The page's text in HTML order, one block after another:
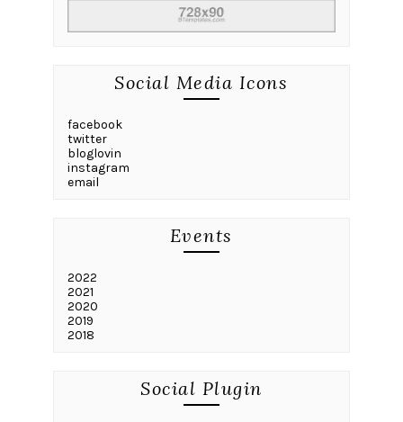
Social Media Icons
facebook
twitter
bloglovin
instagram
email
Events
2022
2021
2020
2019
2018
Social Plugin